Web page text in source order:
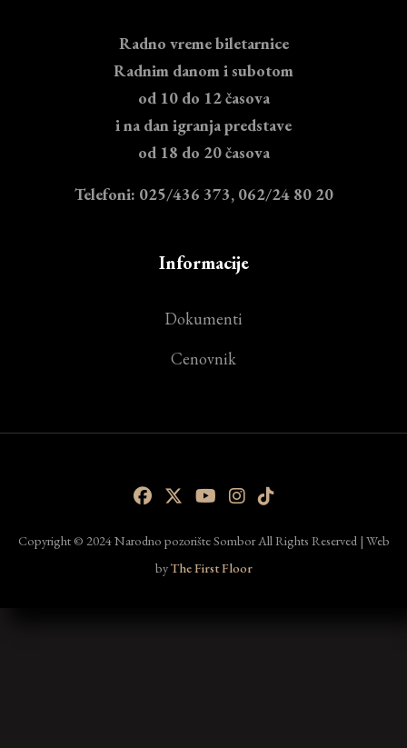
Radno vreme biletarnice
Radnim danom i subotom
od 10 do 12 časova
i na dan igranja predstave
od 18 do 20 časova
Telefoni: 025/436 373, 062/24 80 20
Informacije
Dokumenti
Cenovnik
Copyright © 2024 Narodno pozorište Sombor All Rights Reserved | Web
byThe First Floor